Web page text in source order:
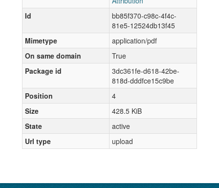
Id
bb85f370-c98c-4f4c-
81e5-12524db13f45
Mimetype
application/pdf
On same domain
True
Package id
3dc361fe-d618-42be-
818d-dddfce15c9be
Position
4
Size
428.5 KiB
State
active
Url type
upload